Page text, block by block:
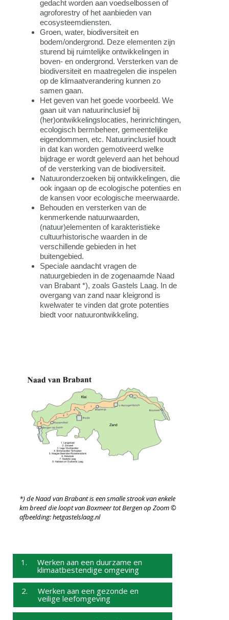
*) de Naad van Brabant is een smalle strook van enkele
km breed die loopt van Boxmeer tot Bergen op Zoom ©
afbeelding: hetgastelslaag.nl
2. Werken aan een gezonde en
veilige leefomgeving
1. Werken aan een duurzame en
klimaatbestendige omgeving
gedacht worden aan voedselbossen of
agroforestry of het aanbieden van
ecosysteemdiensten.
Groen, water, biodiversiteit en
bodem/ondergrond. Deze elementen zijn
sturend bij ruimtelijke ontwikkelingen in
boven- en ondergrond. Versterken van de
biodiversiteit en maatregelen die inspelen
op de klimaatverandering kunnen zo
samen gaan.
Het geven van het goede voorbeeld. We
gaan uit van natuurinclusief bij
(her)ontwikkelingslocaties, herinrichtingen,
ecologisch bermbeheer, gemeentelijke
eigendommen, etc. Natuurinclusief houdt
in dat kan worden gemotiveerd welke
bijdrage er wordt geleverd aan het behoud
of de versterking van de biodiversiteit.
Natuuronderzoeken bij ontwikkelingen, die
ook ingaan op de ecologische potenties en
de kansen voor ecologische meerwaarde.
Behouden en versterken van de
kenmerkende natuurwaarden,
(natuur)elementen of karakteristieke
cultuurhistorische waarden in de
verschillende gebieden in het
buitengebied.
Speciale aandacht vragen de
natuurgebieden in de zogenaamde Naad
van Brabant *), zoals Gastels Laag. In de
overgang van zand naar kleigrond is
kwelwater te vinden dat grote potenties
biedt voor natuurontwikkeling.